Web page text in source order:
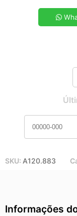
4x de R$ 124,71
5x de R$ 101,08
SKU: A120.883
Informações